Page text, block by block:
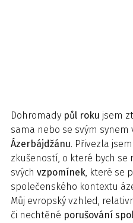
Dohromady půl roku jsem
sama nebo se svým synem
Ázerbájdžánu. Přivezla
zkušeností, o které bych se
svých vzpomínek, které se
společenského kontextu
Můj evropský vzhled,
či nechtěné porušování